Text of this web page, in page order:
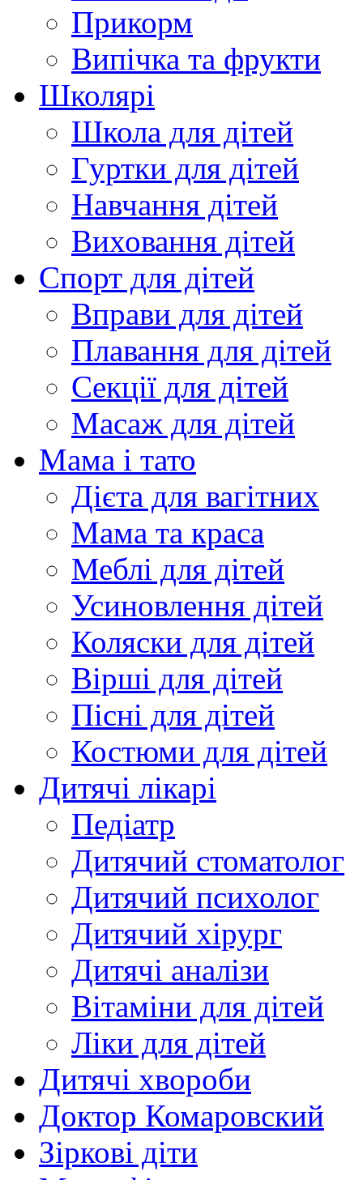
Прикорм
Випічка та фрукти
Школярі
Школа для дітей
Гуртки для дітей
Навчання дітей
Виховання дітей
Спорт для дітей
Вправи для дітей
Плавання для дітей
Секції для дітей
Масаж для дітей
Мама і тато
Дієта для вагітних
Мама та краса
Меблі для дітей
Усиновлення дітей
Коляски для дітей
Вірші для дітей
Пісні для дітей
Костюми для дітей
Дитячі лікарі
Педіатр
Дитячий стоматолог
Дитячий психолог
Дитячий хірург
Дитячі аналізи
Вітаміни для дітей
Ліки для дітей
Дитячі хвороби
Доктор Комаровский
Зіркові діти